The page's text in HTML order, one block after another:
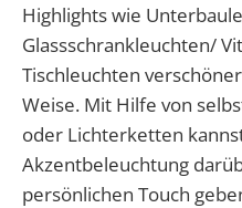
Highlights wie
Glassschrankleuchten/
Tischleuchten
Weise. Mit Hilfe von
oder Lichterketten
Akzentbeleuchtung
persönlichen Touch